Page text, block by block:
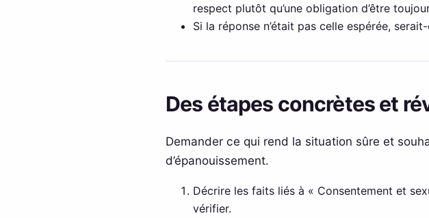
respect plutôt qu’une obligation d’être
Si la réponse n’était pas celle espérée,
Des étapes concrètes et
Demander ce qui rend la situation sûre et
d’épanouissement.
Décrire les faits liés à « Consentement et
vérifier.